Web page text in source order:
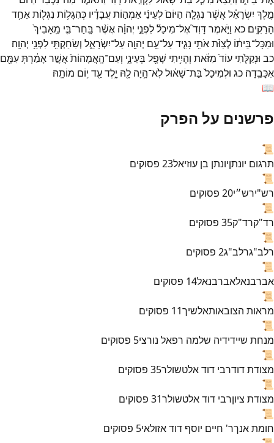
מֶ֣לֶךְ יִשְׂרָאֵ֗לאֲשֶׁ֨ר נִגְלָ֤ה הַיּוֹם֙לְעֵינֵ֨י אַמְה֣וֹתעֲבָדָ֔יו כְּהִגָּל֥וֹת נִגְל֖וֹתאַחַ֥ד
הָרֵקִֽים׃ כא וַיֹּ֣אמֶרדָּוִד֮אֶל־מִיכַל֒לִפְנֵ֣י יְהוָ֗ה אֲשֶׁ֨ר בָּֽחַר־בִּ֤י מֵֽאָבִיךְ֙
וּמִכָּל־בֵּית֔וֹ לְצַוֺּ֨תאֹתִ֥י נָגִ֛ידעַל־עַ֥ם יְהוָ֖ה עַל־יִשְׂרָאֵ֑ל וְשִׂחַקְתִּ֖י לִפְנֵ֥י יְהוָֽה׃
כב וּנְקַלֹּ֤תִי עוֹד֙ מִזֹּ֔את וְהָיִ֥יתִי שָׁפָ֖ל בְּעֵינָ֑י וְעִם־הָֽאֲמָהוֹת֙אֲשֶׁ֣ראָמַ֔רְתְּעִמָּ֖ם
אִכָּבֵֽדָה׃ כג וּלְמִיכַל֙ בַּת־שָׁא֔וּללֹֽא־הָ֥יָה לָ֖הּ יָ֑לֶדעַ֖ד י֥וֹם מוֹתָֽהּ׃
📖
פרשנים על הפרק
📜
תרגום יונתןיונתן בן עוזיאל23 פסוקים
📜
רש"ירש״י20 פסוקים
📜
רד"קרד"ק35 פסוקים
📜
רלב"גרלב"ג2 פסוקים
📜
אברבנאלאברבנאל14 פסוקים
📜
מראות הצובאותאלשיך11 פסוקים
📜
מנחת שיידידיה שלמה רפאל נורצי5 פסוקים
📜
מצודת דודרבי דוד אלטשולר35 פסוקים
📜
מצודת ציוןרבי דוד אלטשולר31 פסוקים
📜
חומת אנךר' חיים יוסף דוד אזולאי5 פסוקים